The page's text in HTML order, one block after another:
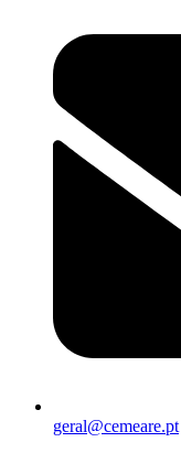
geral@cemeare.pt